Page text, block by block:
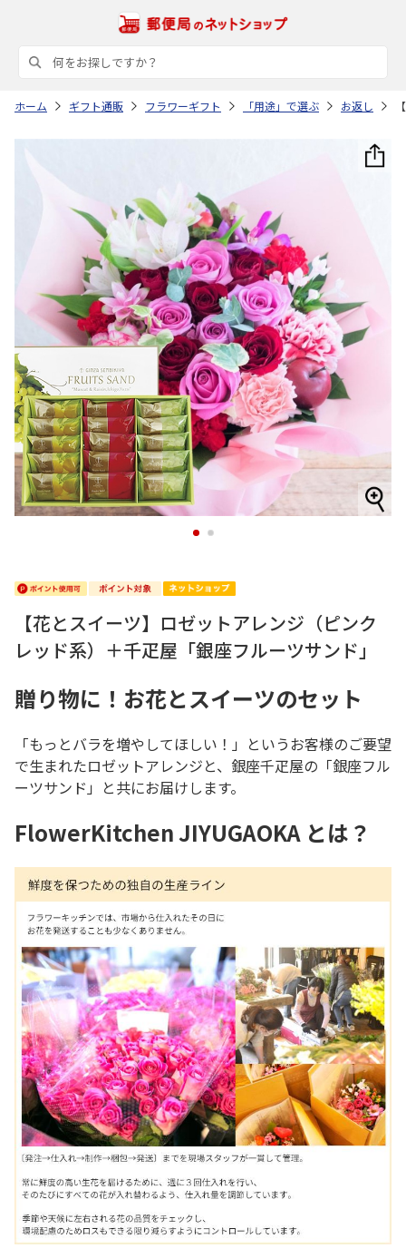
ホーム ギフト通販 フラワーギフト 「用途」で選ぶ お返し
1 2
【花とスイーツ】ロゼットアレンジ（ピンク
レッド系）＋千疋屋「銀座フルーツサンド」
贈り物に！お花とスイーツのセット
「もっとバラを増やしてほしい！」というお客様のご要望
で生まれたロゼットアレンジと、銀座千疋屋の「銀座フル
ーツサンド」と共にお届けします。
FlowerKitchen JIYUGAOKA とは？